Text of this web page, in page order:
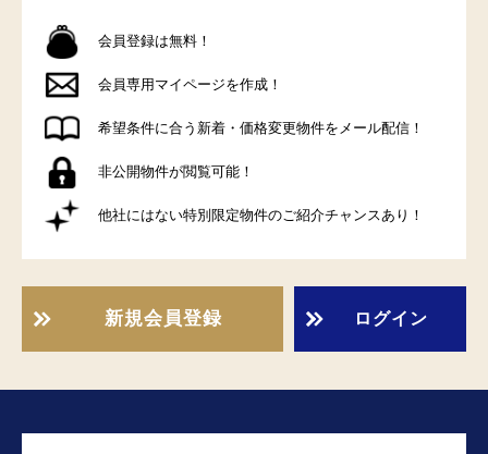
会員登録は無料！
会員専用マイページを作成！
希望条件に合う新着・価格変更物件をメール配信！
非公開物件が閲覧可能！
他社にはない特別限定物件のご紹介チャンスあり！
新規会員登録 ログイン